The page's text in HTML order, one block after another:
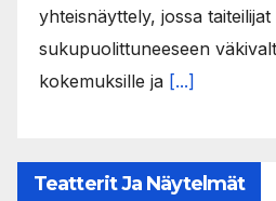
yhteisnäyttely, jossa
sukupuolittuneeseen
kokemuksille ja [...]
Teatterit Ja Näytelmät